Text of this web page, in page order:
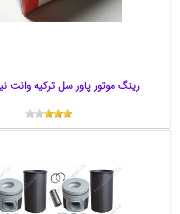
رینگ موتور پاور سل ترکیه وانت